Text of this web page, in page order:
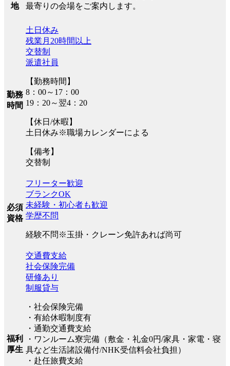
地
最寄りの会場をご案内します。
勤務
時間
土日休み
残業月20時間以上
交替制
派遣社員
【勤務時間】
8：00～17：00
19：20～翌4：20
【休日/休暇】
土日休み※職場カレンダーによる
【備考】
交替制
必須
資格
フリーター歓迎
ブランクOK
未経験・初心者も歓迎
学歴不問
経験不問※玉掛・クレーン免許あれば尚可
福利
厚生
交通費支給
社会保険完備
研修あり
制服貸与
・社会保険完備
・有給休暇制度有
・通勤交通費支給
・ワンルーム寮完備（敷金・礼金0円/家具・家電・寝
具など生活諸設備付/NHK受信料会社負担）
・赴任旅費支給